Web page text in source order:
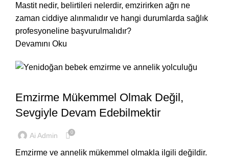
Mastit nedir, belirtileri nelerdir, emzirirken ağrı ne
zaman ciddiye alınmalıdır ve hangi durumlarda sağlık
profesyoneline başvurulmalıdır?
Devamını Oku
Emzirme Mükemmel Olmak Değil,
Sevgiyle Devam Edebilmektir
Ai Admin 0
Emzirme ve annelik mükemmel olmakla ilgili değildir.